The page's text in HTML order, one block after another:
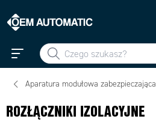
Aparatura modułowa zabezpieczająca
ROZŁĄCZNIKI IZOLACYJNE